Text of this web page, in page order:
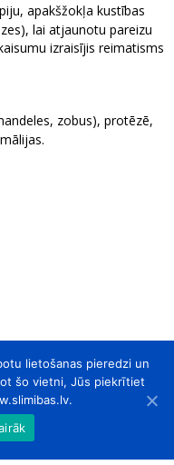
apakšžokļa kustības
lai atjaunotu pareizu
izraisījis reimatisms
zobus), protēzē,
lietošanas pieredzi un
šo vietni, Jūs piekrītiet